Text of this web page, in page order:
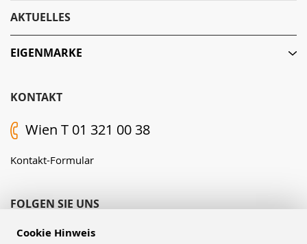
Cookie Hinweis
KONTAKT
Wien T 01 321 00 38
Kontakt-Formular
FOLGEN SIE UNS
AKTUELLES
EIGENMARKE